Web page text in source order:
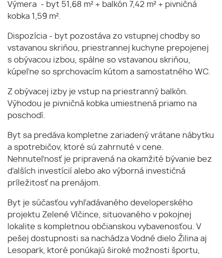
Výmera - byt 51,68 m² + balkón 7,42 m² + pivničná
kobka 1,59 m².
Dispozícia - byt pozostáva zo vstupnej chodby so
vstavanou skriňou, priestrannej kuchyne prepojenej
s obývacou izbou, spálne so vstavanou skriňou,
kúpeľne so sprchovacím kútom a samostatného WC.
Z obývacej izby je vstup na priestranný balkón.
Výhodou je pivničná kobka umiestnená priamo na
poschodí.
Byt sa predáva kompletne zariadený vrátane nábytku
a spotrebičov, ktoré sú zahrnuté v cene.
Nehnuteľnosť je pripravená na okamžité bývanie bez
ďalších investícií alebo ako výborná investičná
príležitosť na prenájom.
Byt je súčasťou vyhľadávaného developerského
projektu Zelené Vlčince, situovaného v pokojnej
lokalite s kompletnou občianskou vybavenosťou. V
pešej dostupnosti sa nachádza Vodné dielo Žilina aj
Lesopark, ktoré ponúkajú široké možnosti športu,